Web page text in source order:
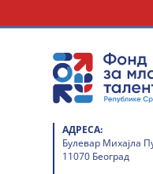
АДРЕСА:
Булевар Михајла
11070 Београд